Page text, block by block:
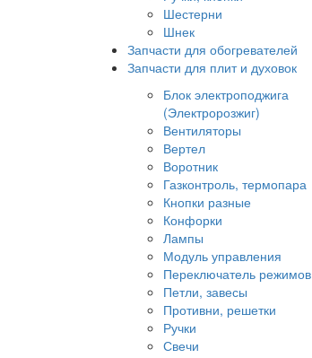
Шестерни
Шнек
Запчасти для обогревателей
Запчасти для плит и духовок
Блок электроподжига
(Электророзжиг)
Вентиляторы
Вертел
Воротник
Газконтроль, термопара
Кнопки разные
Конфорки
Лампы
Модуль управления
Переключатель режимов
Петли, завесы
Противни, решетки
Ручки
Свечи